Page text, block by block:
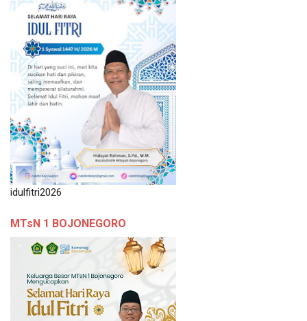
idulfitri2026
MTsN 1 BOJONEGORO